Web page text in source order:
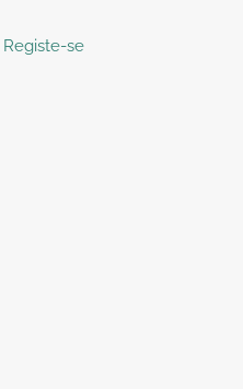
Registe-se